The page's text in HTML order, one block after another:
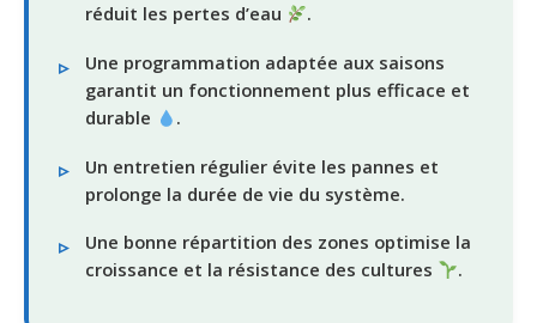
réduit les pertes d’eau
.
Une programmation adaptée aux saisons
garantit un fonctionnement plus efficace et
durable
.
Un entretien régulier évite les pannes et
prolonge la durée de vie du système.
Une bonne répartition des zones optimise la
croissance et la résistance des cultures
.